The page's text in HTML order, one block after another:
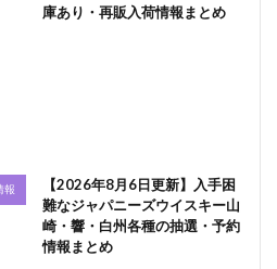
庫あり・再販入荷情報まとめ
報
【2026年8月6日更新】入手困
難なジャパニーズウイスキー山
崎・響・白州各種の抽選・予約
情報まとめ